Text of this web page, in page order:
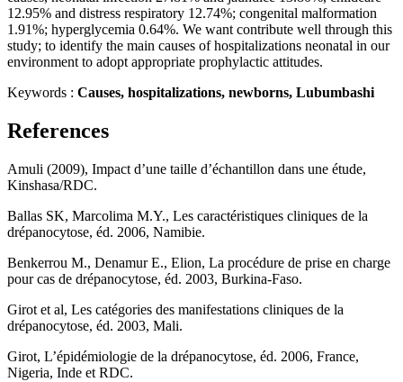
12.95% and distress respiratory 12.74%; congenital malformation
1.91%; hyperglycemia 0.64%. We want contribute well through this
study; to identify the main causes of hospitalizations neonatal in our
environment to adopt appropriate prophylactic attitudes.
Keywords : Causes, hospitalizations, newborns, Lubumbashi
References
Amuli (2009), Impact d’une taille d’échantillon dans une étude,
Kinshasa/RDC.
Ballas SK, Marcolima M.Y., Les caractéristiques cliniques de la
drépanocytose, éd. 2006, Namibie.
Benkerrou M., Denamur E., Elion, La procédure de prise en charge
pour cas de drépanocytose, éd. 2003, Burkina-Faso.
Girot et al, Les catégories des manifestations cliniques de la
drépanocytose, éd. 2003, Mali.
Girot, L’épidémiologie de la drépanocytose, éd. 2006, France,
Nigeria, Inde et RDC.